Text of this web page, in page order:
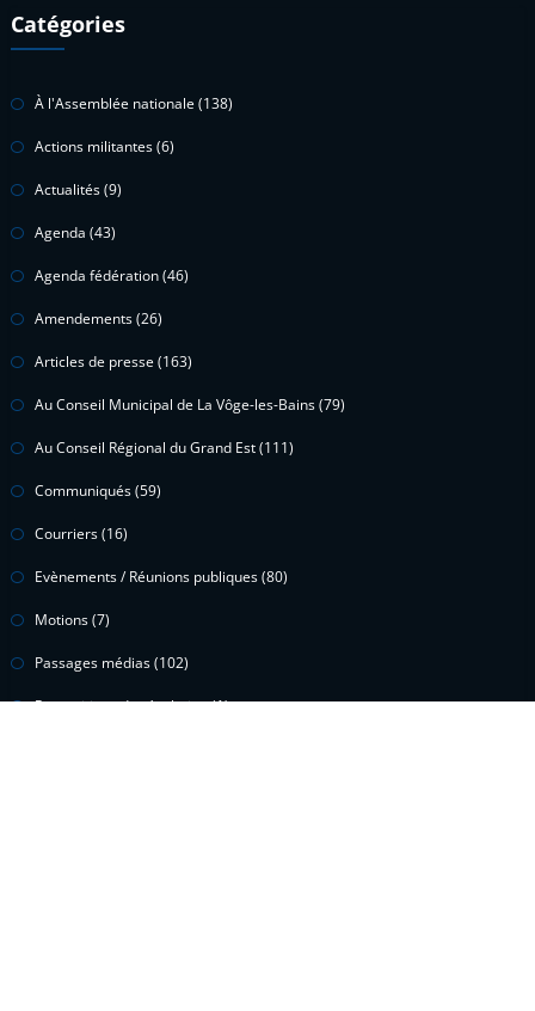
Catégories
À l'Assemblée nationale (138)
Actions militantes(6)
Actualités(9)
Agenda (43)
Agenda fédération(46)
Amendements(26)
Articles de presse (163)
Au Conseil Municipal de La Vôge-les-Bains(79)
Au Conseil Régional du Grand Est(111)
Communiqués(59)
Courriers(16)
Evènements / Réunions publiques(80)
Motions(7)
Passages médias(102)
Propositions de résolution(1)